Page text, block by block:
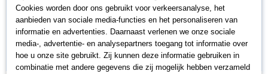
Cookies worden door ons gebruikt voor verkeersanalyse, het
aanbieden van sociale media-functies en het personaliseren van
informatie en advertenties. Daarnaast verlenen we onze sociale
media-, advertentie- en analysepartners toegang tot informatie over
hoe u onze site gebruikt. Zij kunnen deze informatie gebruiken in
combinatie met andere gegevens die zij mogelijk hebben verzameld